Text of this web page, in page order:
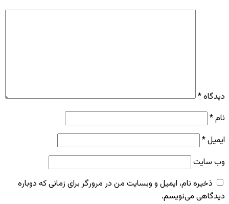
دیدگاه*
نام*
ایمیل*
وب‌ سایت
ذخیره نام، ایمیل و وبسایت من در مرورگر برای زمانی که دوباره
دیدگاهی می‌نویسم.